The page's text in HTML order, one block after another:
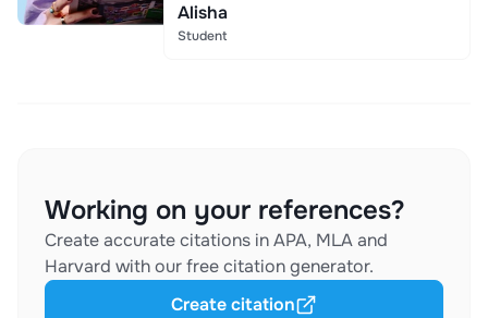
Alisha
Student
Working on your references?
Create accurate citations in APA, MLA and
Harvard with our free citation generator.
Create citation